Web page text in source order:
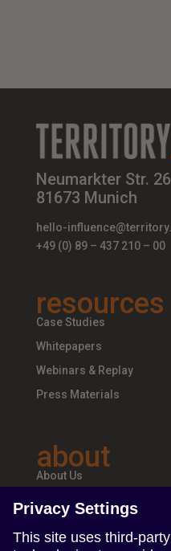
Neumarkter Str. 26
81673 Munich
hello-
+49 (0) 89 – 437 210 – 00
resources
Case Studies
Whitepapers
Webinars & Replay
Press Materials
about
About Us
Teams & Offices